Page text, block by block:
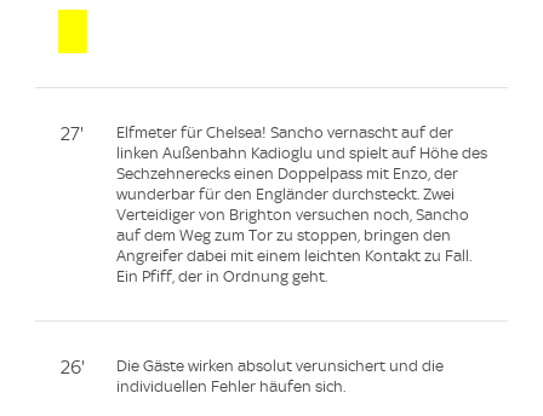
27'
Elfmeter für Chelsea! Sancho vernascht auf der
linken Außenbahn Kadioglu und spielt auf Höhe des
Sechzehnerecks einen Doppelpass mit Enzo, der
wunderbar für den Engländer durchsteckt. Zwei
Verteidiger von Brighton versuchen noch, Sancho
auf dem Weg zum Tor zu stoppen, bringen den
Angreifer dabei mit einem leichten Kontakt zu Fall.
Ein Pfiff, der in Ordnung geht.
26'
Die Gäste wirken absolut verunsichert und die
individuellen Fehler häufen sich.